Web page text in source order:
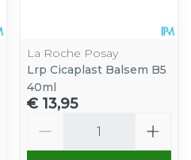
La Roche Posay
Lrp Cicaplast Balsem B5
40ml
€ 13,95